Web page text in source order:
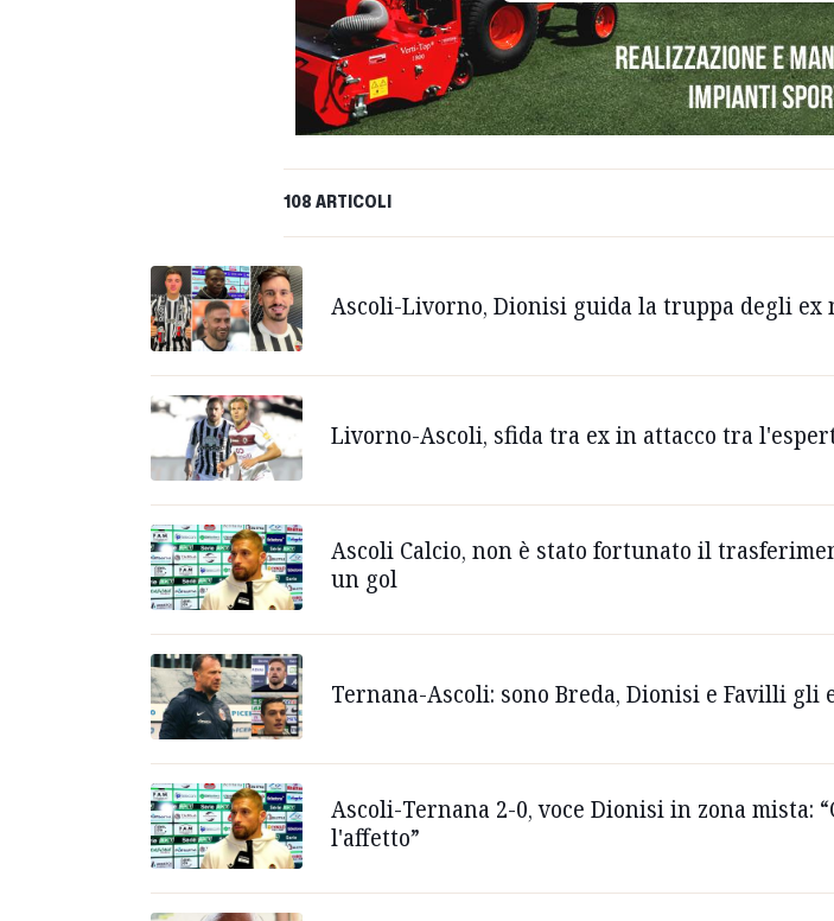
108 ARTICOLI
Ascoli-Livorno, Dionisi guida la truppa degli
Livorno-Ascoli, sfida tra ex in attacco tra
Ascoli Calcio, non è stato fortunato il
un gol
Ternana-Ascoli: sono Breda, Dionisi e Favilli
Ascoli-Ternana 2-0, voce Dionisi in zona mista:
l'affetto”